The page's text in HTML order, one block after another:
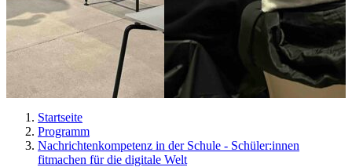
Startseite
Programm
Nachrichtenkompetenz in der Schule - Schüler:innen
fitmachen für die digitale Welt